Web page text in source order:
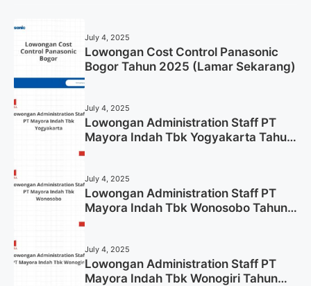
July 4, 2025
Lowongan Cost Control Panasonic
Bogor Tahun 2025 (Lamar Sekarang)
July 4, 2025
Lowongan Administration Staff PT
Mayora Indah Tbk Yogyakarta Tahun
July 4, 2025
Lowongan Administration Staff PT
Mayora Indah Tbk Wonosobo Tahun
July 4, 2025
Lowongan Administration Staff PT
Mayora Indah Tbk Wonogiri Tahun